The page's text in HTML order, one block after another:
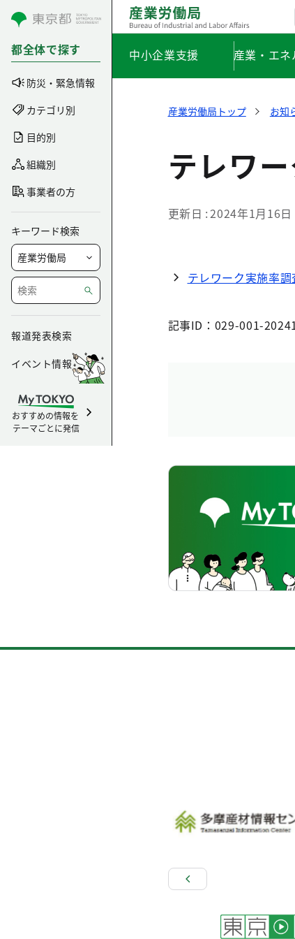
コンテンツにスキップ
都全体で探す
防災・緊急情報
カテゴリ別
目的別
組織別
事業者の方
キーワード検索
報道発表検索
イベント情報
おすすめの情報を
テーマごとに発信
中小企業支援 産業・エ
産業労働局トップ お知
テレワ
更新日 2024年1月16日
テレワーク実施率調
記事ID：029-001-